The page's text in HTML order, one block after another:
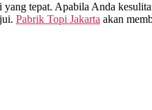
tepat. Apabila Anda
Pabrik Topi Jakarta akan